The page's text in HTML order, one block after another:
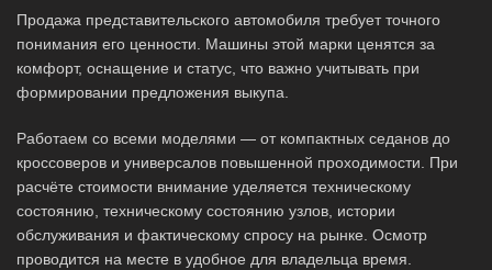
Продажа представительского автомобиля требует точного
понимания его ценности. Машины этой марки ценятся за
комфорт, оснащение и статус, что важно учитывать при
формировании предложения выкупа.
Работаем со всеми моделями — от компактных седанов до
кроссоверов и универсалов повышенной проходимости. При
расчёте стоимости внимание уделяется техническому
состоянию, техническому состоянию узлов, истории
обслуживания и фактическому спросу на рынке. Осмотр
проводится на месте в удобное для владельца время.